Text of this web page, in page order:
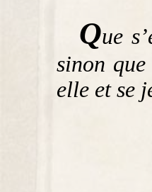
Que
sinon
elle et se